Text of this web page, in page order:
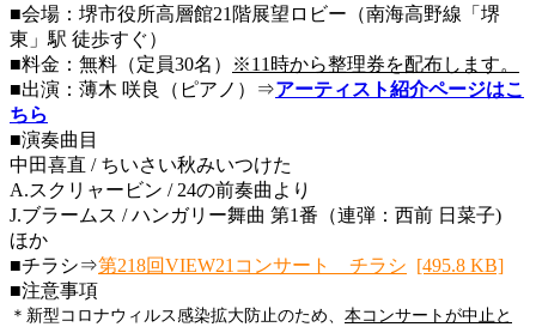
■会場：堺市役所高層館21階展望ロビー（南海高野線「堺
東」駅 徒歩すぐ）
■料金：無料（定員30名）
※11時から整理券を配布します。
■出演：薄木 咲良（ピアノ）⇒アーティスト紹介ページはこ
ちら
■演奏曲目
中田喜直 / ちいさい秋みいつけた
A.スクリャービン / 24の前奏曲より
J.ブラームス / ハンガリー舞曲 第1番（連弾：西前 日菜子)
ほか
■チラシ⇒第218回VIEW21コンサート チラシ [495.8 KB]
■注意事項
＊新型コロナウィルス感染拡大防止のため、 本コンサートが中止と